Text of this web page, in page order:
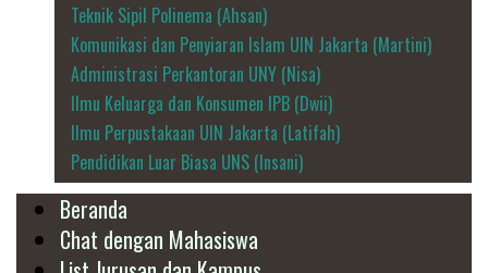
Teknik Sipil Polinema (Ahsan)
Komunikasi dan Penyiaran Islam UIN Jakarta (Martini)
Administrasi Perkantoran UNY (Nisa)
Ilmu Keluarga dan Konsumen IPB (Dwii)
Ilmu Perpustakaan UIN Jakarta (Latifah)
Pendidikan Luar Biasa UNS (Insani)
Beranda
Chat dengan Mahasiswa